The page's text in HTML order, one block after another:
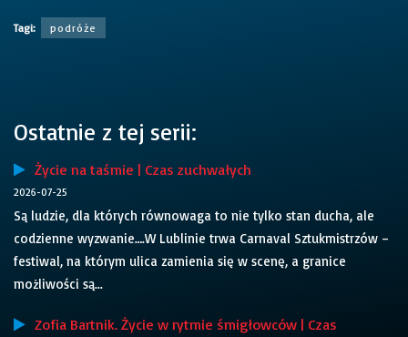
Tagi: podróże
Ostatnie z tej serii:
Życie na taśmie | Czas zuchwałych
2026-07-25
Są ludzie, dla których równowaga to nie tylko stan ducha, ale
codzienne wyzwanie….W Lublinie trwa Carnaval Sztukmistrzów –
festiwal, na którym ulica zamienia się w scenę, a granice
możliwości są...
Zofia Bartnik. Życie w rytmie śmigłowców | Czas